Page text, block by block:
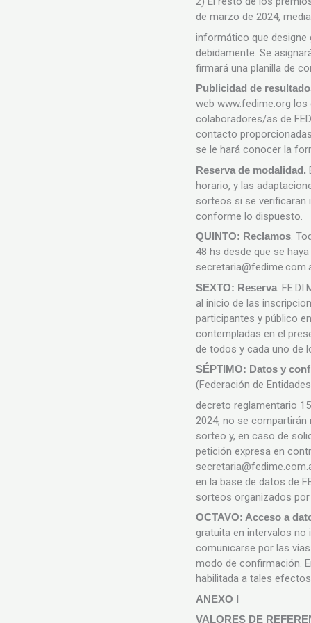
de marzo de 2024,
informático que
debidamente. Se
firmará una planilla de
Publicidad de
web www.fedime.org
colaboradores/as de
contacto
se le hará conocer la
Reserva de modalidad.
horario, y las
sorteos si se verificaran
conforme lo dispuesto.
QUINTO: Reclamos.
48 hs desde que se
SEXTO: Reserva .
al inicio de las
participantes y público
contempladas en el
de todos y cada uno de
SÉPTIMO: Datos y
(Federación de
decreto reglamentario
2024, no se
sorteo y, en caso de
petición expresa en
en la base de datos de
sorteos organizados
OCTAVO: Acceso a
gratuita en intervalos
comunicarse por las
modo de confirmación.
habilitada a tales
ANEXO I
VALORES DE